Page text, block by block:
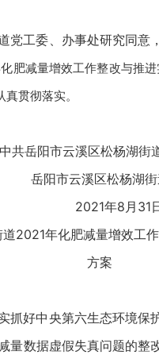
党工委、办事处研究同意
肥减量增效工作整改与推
贯彻落实。
中共岳阳市云溪区松杨湖
岳阳市云溪区松杨
2021
2021年化肥减量增效工
方案
抓好中央第六生态环境保
量数据虚假失真问题的整